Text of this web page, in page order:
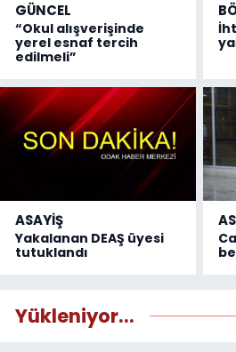
GÜNCEL
“Okul alışverişinde
yerel esnaf tercih
edilmeli”
ASAYİŞ
Yakalanan DEAŞ üyesi
tutuklandı
Yükleniyor...